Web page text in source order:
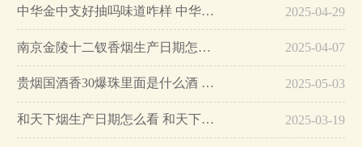
中华金中支好抽吗味道咋样 中华金中支口感特点介绍… 2025-04-29
南京金陵十二钗香烟生产日期怎么看 南京金陵十二钗香烟保质期… 2025-04-07
贵烟国酒香30爆珠里面是什么酒 贵烟国酒香30怎么辨别真假… 2025-05-03
和天下烟生产日期怎么看 和天下烟真假辨别方法六个方面… 2025-03-19